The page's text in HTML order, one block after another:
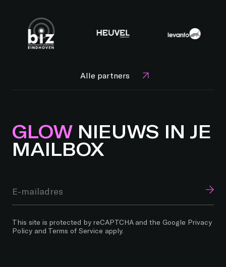
Alle partners
GLOWNIEUWS IN JE
MAILBOX
This site is protected by reCAPTCHA and the Google Privacy
Policy and Terms of Service apply.